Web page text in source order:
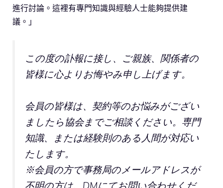
進行討論。這裡有專門知識與經驗人士能夠提供建
議。」
この度の訃報に接し、ご親族、関係者の
皆様に心よりお悔やみ申し上げます。
会員の皆様は、契約等のお悩みがござい
ましたら協会までご相談ください。専門
知識、または経験則のある人間が対応い
たします。
※会員の方で事務局のメールアドレスが
不明の方は、DMにてお問い合わせくだ